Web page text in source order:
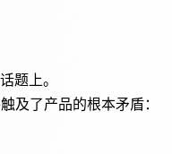
题上。
了产品的根本矛盾：